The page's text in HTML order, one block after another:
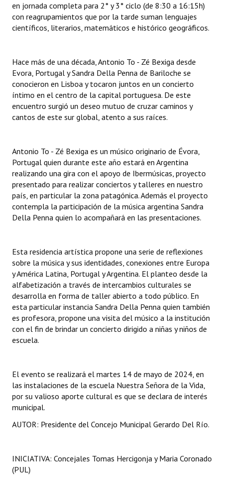
Resoluciones de Presidencia
Antiguos Pobladores
Noticias Destacadas
Registros y Distinciones
Datos Históricos
Audiencias Públicas - Registro
Mujeres que Dejaron Huellas - Registro
Periodistas Decanos - Registro
Ciudadano Ilustre - Registro
Huéspedes de Honor - Registro
Antiguos Pobladores - Registro
Reconocimientos - Registro
Bariloche, Municipio intercultural
REFORMA DE LA CARTA ORGÁNICA
en jornada completa para 2° y 3° ciclo (de 8:30 a 16:15h)
con reagrupamientos que por la tarde suman lenguajes
científicos, literarios, matemáticos e histórico geográficos.
Hace más de una década, Antonio To - Zé Bexiga desde
Evora, Portugal y Sandra Della Penna de Bariloche se
conocieron en Lisboa y tocaron juntos en un concierto
íntimo en el centro de la capital portuguesa. De este
encuentro surgió un deseo mutuo de cruzar caminos y
cantos de este sur global, atento a sus raíces.
Antonio To - Zé Bexiga es un músico originario de Évora,
Portugal quien durante este año estará en Argentina
realizando una gira con el apoyo de Ibermúsicas, proyecto
presentado para realizar conciertos y talleres en nuestro
país, en particular la zona patagónica. Además el proyecto
contempla la participación de la música argentina Sandra
Della Penna quien lo acompañará en las presentaciones.
Esta residencia artística propone una serie de reflexiones
sobre la música y sus identidades, conexiones entre Europa
y América Latina, Portugal y Argentina. El planteo desde la
alfabetización a través de intercambios culturales se
desarrolla en forma de taller abierto a todo público. En
esta particular instancia Sandra Della Penna quien también
es profesora, propone una visita del músico a la institución
con el fin de brindar un concierto dirigido a niñas y niños de
escuela.
El evento se realizará el martes 14 de mayo de 2024, en
las instalaciones de la escuela Nuestra Señora de la Vida,
por su valioso aporte cultural es que se declara de interés
municipal.
AUTOR: Presidente del Concejo Municipal Gerardo Del Río.
INICIATIVA: Concejales Tomas Hercigonja y Maria Coronado
(PUL)